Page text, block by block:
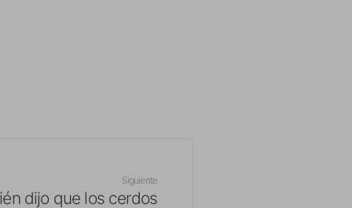
Siguiente
dijo que los cerdos